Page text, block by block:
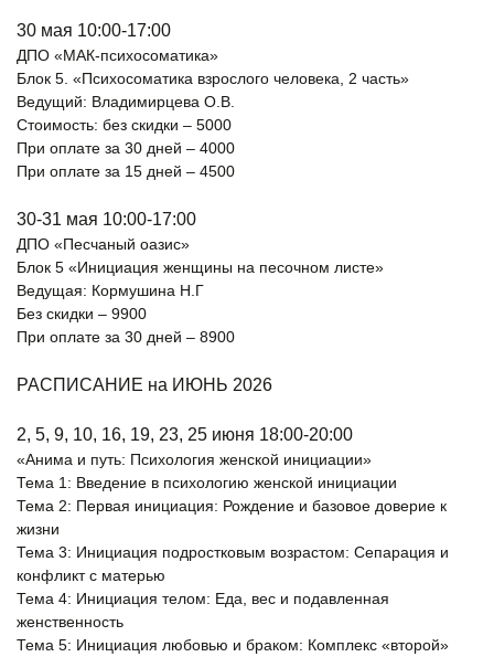
30 мая 10:00-17:00
ДПО «МАК-психосоматика»
Блок 5. «Психосоматика взрослого человека, 2 часть»
Ведущий: Владимирцева О.В.
Стоимость: без скидки – 5000
При оплате за 30 дней – 4000
При оплате за 15 дней – 4500
30-31 мая 10:00-17:00
ДПО «Песчаный оазис»
Блок 5 «Инициация женщины на песочном листе»
Ведущая: Кормушина Н.Г
Без скидки – 9900
При оплате за 30 дней – 8900
РАСПИСАНИЕ на ИЮНЬ 2026
2, 5, 9, 10, 16, 19, 23, 25 июня 18:00-20:00
«Анима и путь: Психология женской инициации»
Тема 1: Введение в психологию женской инициации
Тема 2: Первая инициация: Рождение и базовое доверие к
жизни
Тема 3: Инициация подростковым возрастом: Сепарация и
конфликт с матерью
Тема 4: Инициация телом: Еда, вес и подавленная
женственность
Тема 5: Инициация любовью и браком: Комплекс «второй»